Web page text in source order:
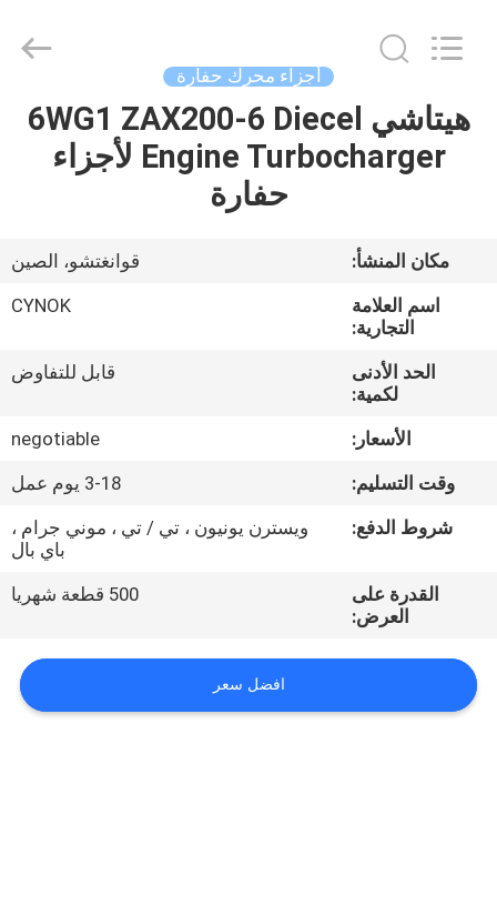
منزل،
معلومات
المعمل
الجودة
اتصل
بنا
Reserved.
أجزاء محرك حفارة
هيتاشي 6WG1 ZAX200-6 Diecel
Engine Turbocharger لأجزاء
حفارة
مكان المنشأ:
قوانغتشو، الصين
اسم العلامة
التجارية:
CYNOK
الحد الأدنى
لكمية:
قابل للتفاوض
الأسعار:
negotiable
وقت التسليم:
3-18 يوم عمل
شروط الدفع:
ويسترن يونيون ، تي / تي ، موني جرام ،
باي بال
القدرة على
العرض:
500 قطعة شهريا
افضل سعر